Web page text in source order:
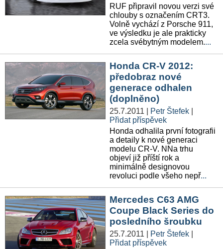
RUF připravil novou verzi své
chlouby s označením CRT3.
Volně vychází z Porsche 911,
ve výsledku je ale prakticky
zcela svébytným modelem....
Honda CR-V 2012:
předobraz nové
generace odhalen
(doplněno)
25.7.2011 Petr Štefek
Přidat příspěvek
Honda odhalila první fotografii
a detaily k nové generaci
modelu CR-V. NNa trhu
objeví již příští rok a
minimálně designovou
revoluci podle všeho nepř...
Mercedes C63 AMG
Coupe Black Series do
posledního šroubku
25.7.2011 Petr Štefek
Přidat příspěvek